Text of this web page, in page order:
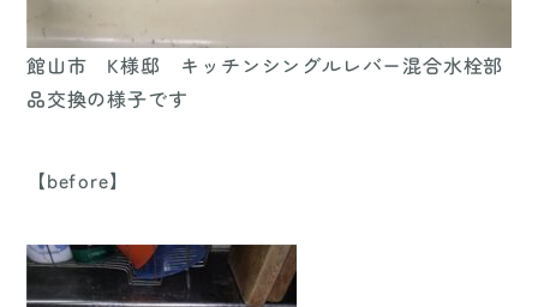
館山市 K様邸 キッチンシングルレバー混合水栓部
品交換の様子です
【before】